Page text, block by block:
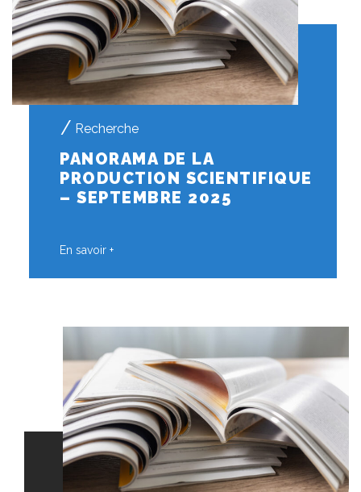
Recherche
PANORAMA DE LA
PRODUCTION SCIENTIFIQUE
– SEPTEMBRE 2025
En savoir +